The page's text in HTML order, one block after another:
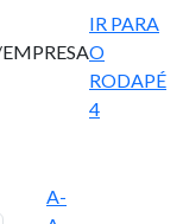
IR PARA
O
RODAPÉ
4
A-